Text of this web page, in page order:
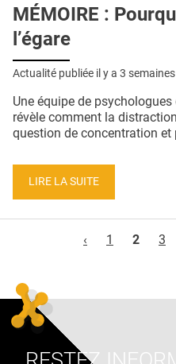
MÉMOIRE :
l’égare
Actualité publiée il y a 3
Une équipe de
révèle comment la
question de concentration et
LIRE LA SUITE
‹
1 2 3